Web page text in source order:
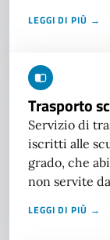
LEGGI DI PIÙ →
Trasporto
Servizio di
iscritti alle
grado, che
non servite
LEGGI DI PIÙ →